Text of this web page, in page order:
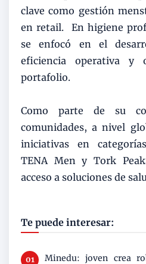
clave como gestión
en retail. En higiene
se enfocó en el
eficiencia operativa y
portafolio.
Como parte de su
comunidades, a nivel
iniciativas en
TENA Men y Tork
acceso a soluciones de
Te puede interesar:
Minedu: joven crea